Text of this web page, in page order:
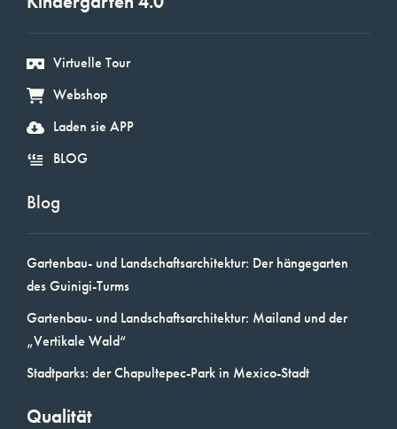
Virtuelle Tour
Webshop
Laden sie APP
BLOG
Blog
Gartenbau- und Landschaftsarchitektur: Der hängegarten
des Guinigi-Turms
Gartenbau- und Landschaftsarchitektur: Mailand und der
„Vertikale Wald“
Stadtparks: der Chapultepec-Park in Mexico-Stadt
Qualität